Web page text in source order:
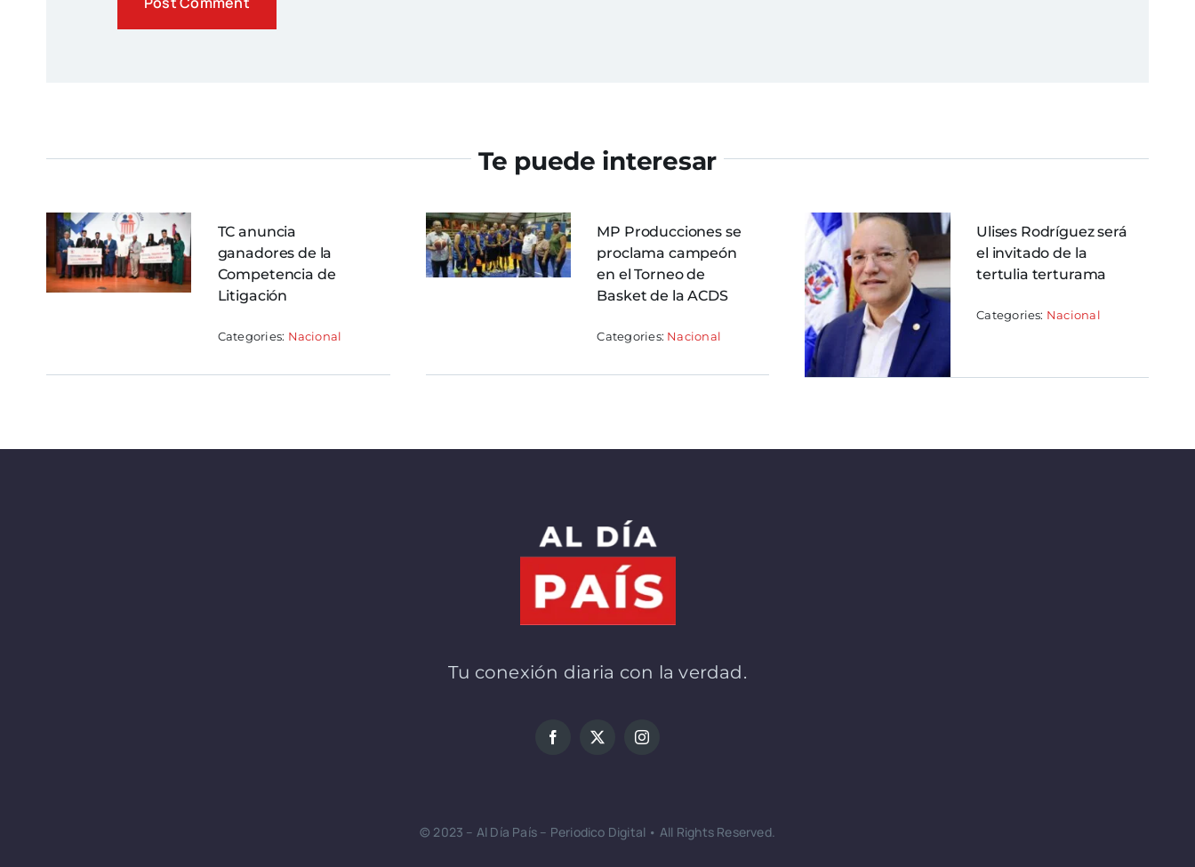
Te puede interesar
TC anuncia
ganadores de la
Competencia de
Litigación
Categories: Nacional
MP Producciones se
proclama campeón
en el Torneo de
Basket de la ACDS
Categories: Nacional
Ulises Rodríguez será
el invitado de la
tertulia terturama
Categories: Nacional
Tu conexión diaria con la verdad.
© 2023 – Al Día País – Periodico Digital • All Rights Reserved.